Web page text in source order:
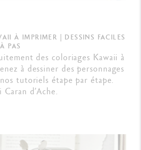
À IMPRIMER | DESSINS FACILES
PAS
des coloriages Kawaii à
à dessiner des personnages
tutoriels étape par étape.
d’Ache.